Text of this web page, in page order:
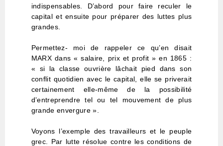
indispensables. D’abord pour faire reculer le
capital et ensuite pour préparer des luttes plus
grandes.
Permettez- moi de rappeler ce qu’en disait
MARX dans « salaire, prix et profit » en 1865 :
« si la classe ouvrière lâchait pied dans son
conflit quotidien avec le capital, elle se priverait
certainement elle-même de la possibilité
d’entreprendre tel ou tel mouvement de plus
grande envergure ».
Voyons l’exemple des travailleurs et le peuple
grec. Par lutte résolue contre les conditions de